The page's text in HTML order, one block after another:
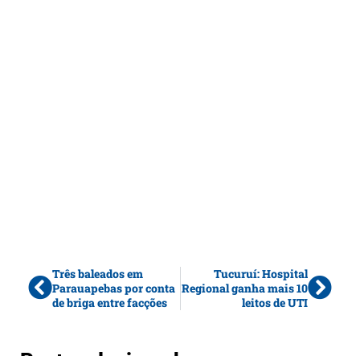
Três baleados em
Parauapebas por conta
de briga entre facções
Tucuruí: Hospital
Regional ganha mais 10
leitos de UTI